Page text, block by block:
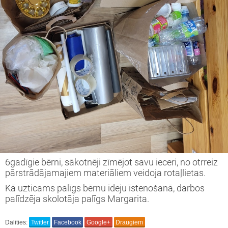
6gadīgie bērni, sākotnēji zīmējot savu ieceri, no otrreiz
pārstrādājamajiem materiāliem veidoja rotaļlietas.
Kā uzticams palīgs bērnu ideju īstenošanā, darbos
palīdzēja skolotāja palīgs Margarita.
Dalīties: Twitter Facebook Google+ Draugiem
tiekamies IKT ' 23-24
darba projekts Nr.2023-1-LV02-
VJT-000114519
projekts " We are full of wonder"
darba projekts Nr.2022-1-LV02-
VJT-000080173
Latvijai!
brīvprātīgā darba projekts
Together" 2